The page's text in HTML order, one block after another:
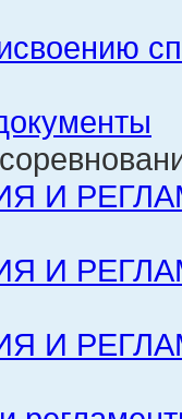
И
И
И